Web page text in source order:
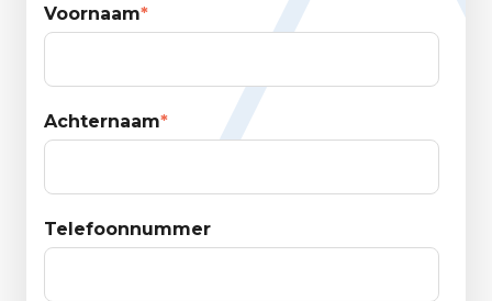
Voornaam*
Achternaam*
Telefoonnummer